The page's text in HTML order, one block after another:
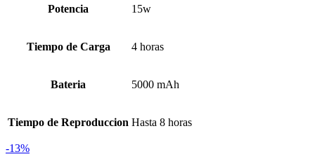
Potencia 15w
Tiempo de Carga 4 horas
Bateria 5000 mAh
Tiempo de Reproduccion Hasta 8 horas
-13%